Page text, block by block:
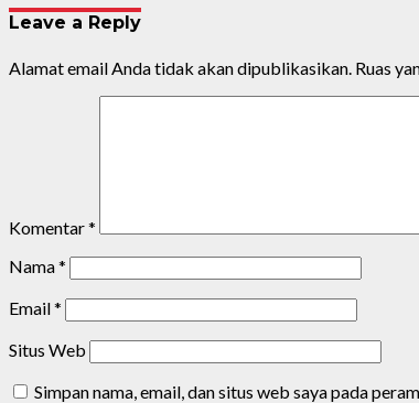
Leave a Reply
Alamat email Anda tidak akan dipublikasikan. Ruas
Komentar*
Nama*
Email*
Situs Web
Simpan nama, email, dan situs web saya pada